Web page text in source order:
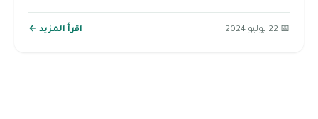
📅 22 يوليو 2024 اقرأ المزيد ←